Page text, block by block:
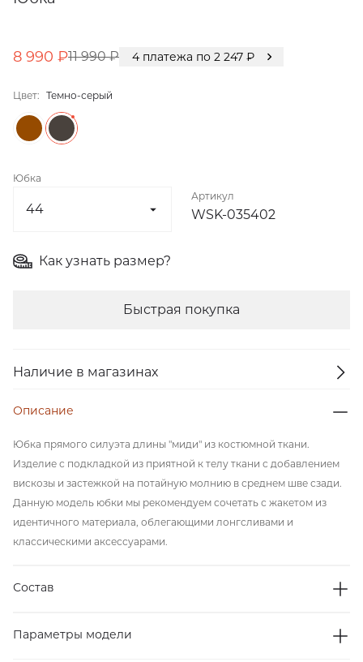
8 990 ₽11 990 ₽ 4 платежа по 2 247 ₽
Цвет: Темно-серый
Юбка
Артикул
WSK-035402
Как узнать размер?
Быстрая покупка
Наличие в магазинах
Описание
Юбка прямого силуэта длины "миди" из костюмной ткани.
Изделие с подкладкой из приятной к телу ткани с добавлением
вискозы и застежкой на потайную молнию в среднем шве сзади.
Данную модель юбки мы рекомендуем сочетать с жакетом из
идентичного материала, облегающими лонгсливами и
классическими аксессуарами.
Состав
Параметры модели